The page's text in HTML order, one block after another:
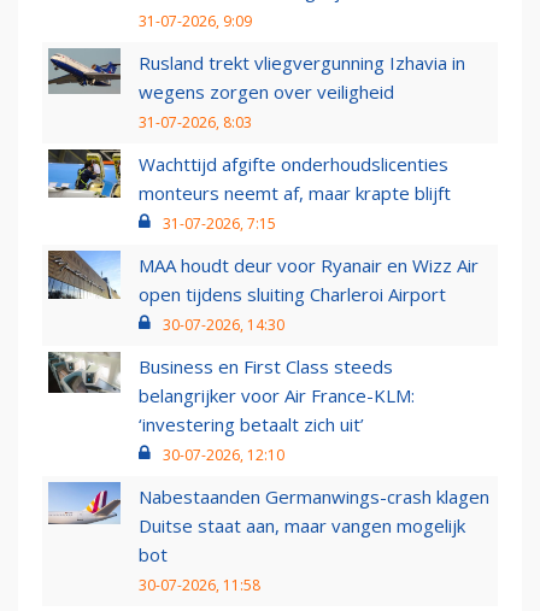
31-07-2026, 9:09
Rusland trekt vliegvergunning Izhavia in
wegens zorgen over veiligheid
31-07-2026, 8:03
Wachttijd afgifte onderhoudslicenties
monteurs neemt af, maar krapte blijft
31-07-2026, 7:15
MAA houdt deur voor Ryanair en Wizz Air
open tijdens sluiting Charleroi Airport
30-07-2026, 14:30
Business en First Class steeds
belangrijker voor Air France-KLM:
‘investering betaalt zich uit’
30-07-2026, 12:10
Nabestaanden Germanwings-crash klagen
Duitse staat aan, maar vangen mogelijk
bot
30-07-2026, 11:58